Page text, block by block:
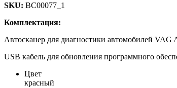
SKU: BC00077_1
Комплектация:
Автосканер для диагностики автомобилей VAG
USB кабель для обновления программного
Цвет
красный